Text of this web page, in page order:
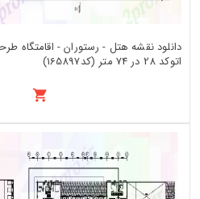
اتوکد 28 در 74 متر (کد165897)